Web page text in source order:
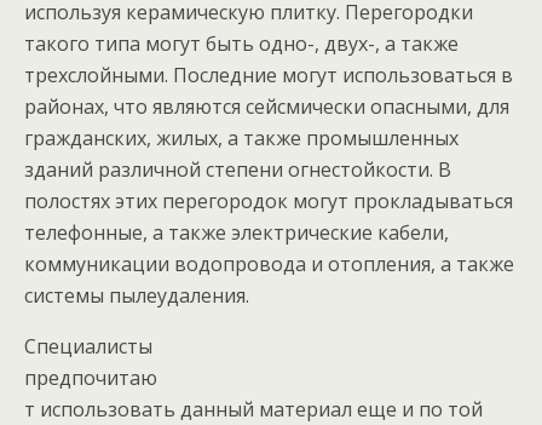
используя керамическую плитку. Перегородки
такого типа могут быть одно-, двух-, а также
трехслойными. Последние могут использоваться в
районах, что являются сейсмически опасными, для
гражданских, жилых, а также промышленных
зданий различной степени огнестойкости. В
полостях этих перегородок могут прокладываться
телефонные, а также электрические кабели,
коммуникации водопровода и отопления, а также
системы пылеудаления.
Специалисты
предпочитаю
т использовать данный материал еще и по той